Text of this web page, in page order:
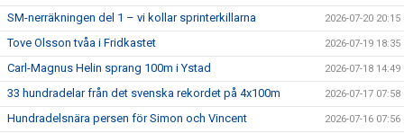
SM-nerräkningen del 1 – vi kollar sprinterkillarna 2026-07-20 20:15
Tove Olsson tvåa i Fridkastet 2026-07-19 18:35
Carl-Magnus Helin sprang 100m i Ystad 2026-07-18 14:49
33 hundradelar från det svenska rekordet på 4x100m 2026-07-17 07:58
Hundradelsnära persen för Simon och Vincent 2026-07-16 07:56